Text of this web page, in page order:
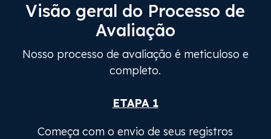
Visão geral do Processo de
Avaliação
Nosso processo de avaliação é meticuloso e
completo.
ETAPA 1
Começa com o envio de seus registros